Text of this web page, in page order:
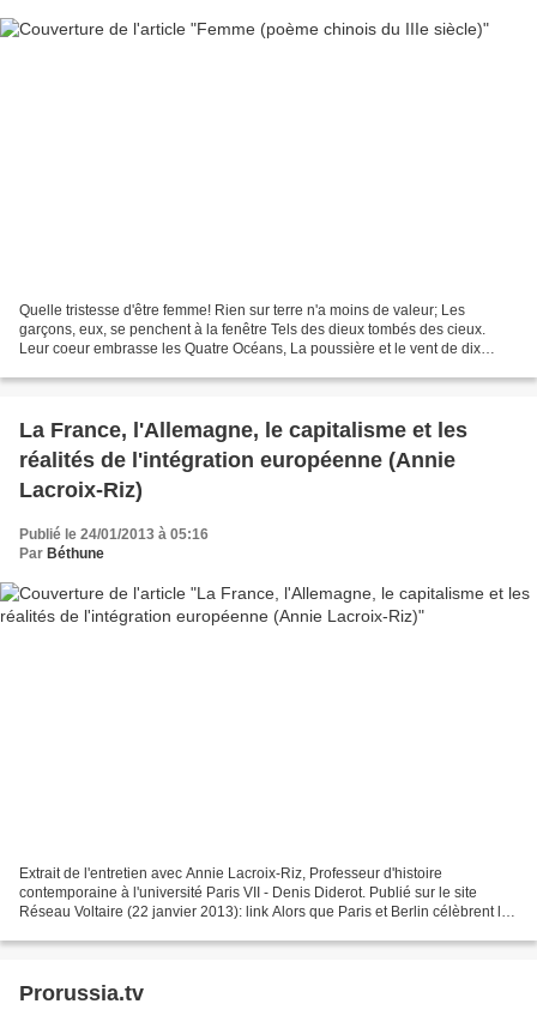
Quelle tristesse d'être femme! Rien sur terre n'a moins de valeur; Les
garçons, eux, se penchent à la fenêtre Tels des dieux tombés des cieux.
Leur coeur embrasse les Quatre Océans, La poussière et le vent de dix
La France, l'Allemagne, le capitalisme et les
réalités de l'intégration européenne (Annie
Lacroix-Riz)
Publié le 24/01/2013 à 05:16
Par Béthune
Extrait de l'entretien avec Annie Lacroix-Riz, Professeur d'histoire
contemporaine à l'université Paris VII - Denis Diderot. Publié sur le site
Réseau Voltaire (22 janvier 2013): link Alors que Paris et Berlin célèbrent le
Prorussia.tv